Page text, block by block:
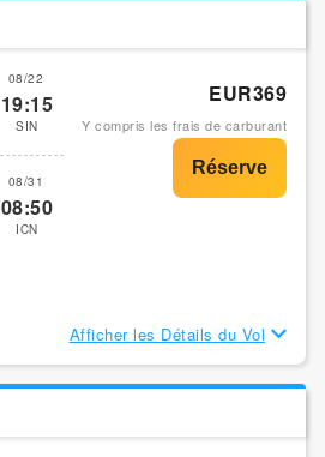
08/22
19:15
SIN
08/31
08:50
ICN
EUR369
Y compris les frais de carburant
Afficher les Détails du Vol